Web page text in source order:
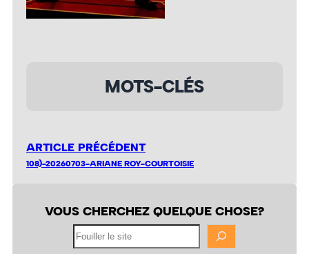
MOTS-CLÉS
ARTICLE PRÉCÉDENT
108)-20260703-ARIANE ROY-COURTOISIE
VOUS CHERCHEZ QUELQUE CHOSE?